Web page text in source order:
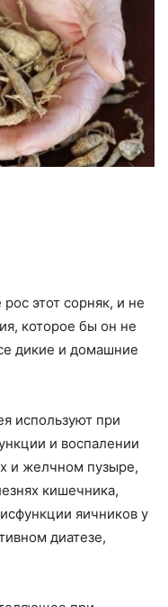
этот сорняк, и не
которое бы он не
дикие и домашние
используют при
и воспалении
и желчном пузыре,
кишечника,
яичников у
диатезе,